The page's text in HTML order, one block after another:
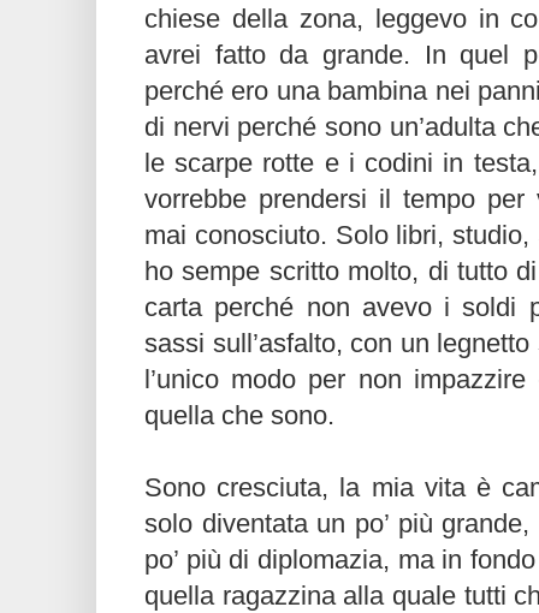
chiese della zona, leggevo in
avrei fatto da grande. In quel
perché ero una bambina nei
di nervi perché sono un’adulta
le scarpe rotte e i codini in
vorrebbe prendersi il tempo
mai conosciuto. Solo libri,
ho sempe scritto molto, di tutto
carta perché non avevo i soldi
sassi sull’asfalto, con un
l’unico modo per non
quella che sono.
Sono cresciuta, la mia vita è
solo diventata un po’ più
po’ più di diplomazia, ma in
quella ragazzina alla quale tutti